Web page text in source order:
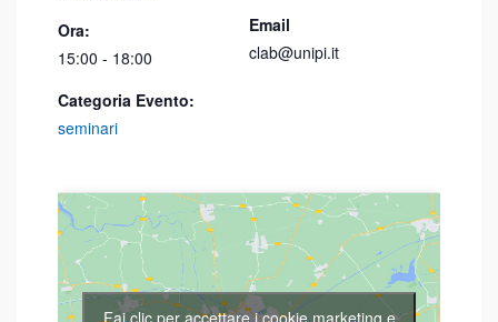
Ora:
15:00 - 18:00
Categoria Evento:
seminari
Email
clab@unipi.it
Fai clic per accettare i cookie marketing e